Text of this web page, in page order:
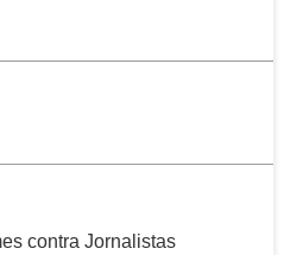
contra Jornalistas